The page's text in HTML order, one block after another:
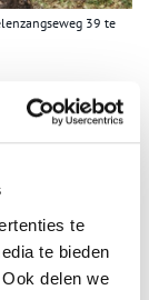
te
te bieden
delen we
39 te
gesplitst in
De nieuwe
Vinkenduin. Hij
Leyduin en
en de
de tuin bij
is.